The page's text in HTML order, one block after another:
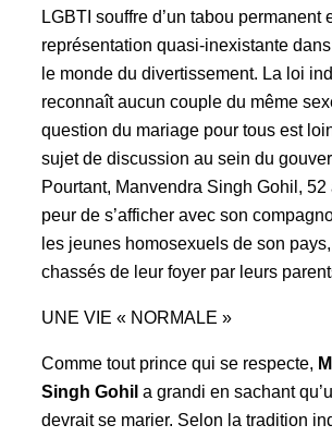
LGBTI souffre d’un tabou permanent
représentation quasi-inexistante
le monde du divertissement. La loi
reconnaît aucun couple du même
question du mariage pour tous est
sujet de discussion au sein du
Pourtant, Manvendra Singh Gohil, 52
peur de s’afficher avec son
les jeunes homosexuels de son
chassés de leur foyer par leurs
UNE VIE « NORMALE »
Comme tout prince qui se respecte,
Singh Gohil a grandi en sachant
devrait se marier. Selon la tradition